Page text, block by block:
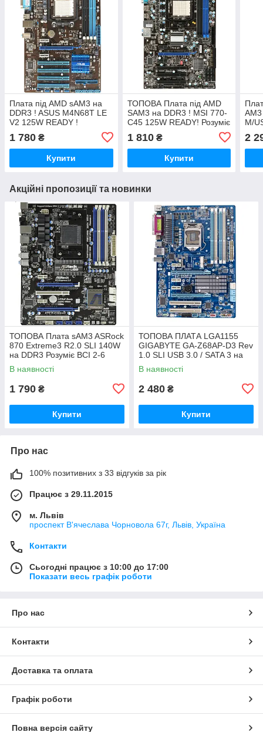
Плата під AMD sAM3 на
DDR3 ! ASUS M4N68T LE
V2 125W READY !
РОЗУМІЄ ВСІ 2-6 ЯДЕРНІ
ПРОЦИ AM3 X2-X6 до
1100T
1 780 ₴
Купити
ТОПОВА Плата під AMD
SAM3 на DDR3 ! MSI 770-
C45 125W READY! Розуміє
ВСІ 2-6 ЯДЕРНІ ПРОЦИ
до Phenom II X6
1 810₴
Купити
M/
2
Акційні пропозиції та новинки
ТОПОВА Плата sAM3 ASRock
870 Extreme3 R2.0 SLI 140W
на DDR3 Розуміє ВСІ 2-6
ЯДЕРН ПРОЦИ + SATA III,
USB 3.0
В наявності
1 790 ₴
Купити
ТОПОВА ПЛАТА LGA1155
GIGABYTE GA-Z68AP-D3 Rev
1.0 SLI USB 3.0 / SATA 3 на
Z68 чіпсеті з ГАРАНТІЄЮ
В наявності
2 480 ₴
Купити
Про нас
100% позитивних з 33 відгуків за рік
Працює з 29.11.2015
м. Львів
проспект В'ячеслава Чорновола 67г, Львів, Україна
Контакти
Сьогодні працює з 10:00 до 17:00
Показати весь графік роботи
Про нас
Контакти
Доставка та оплата
Графік роботи
Повна версія сайту